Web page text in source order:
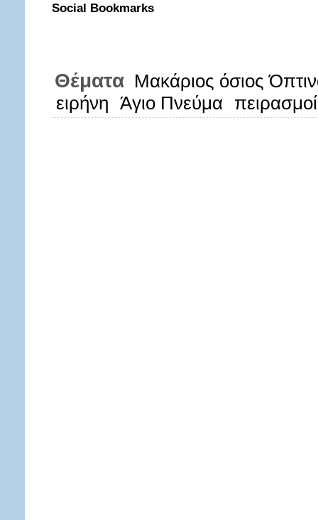
Social Bookmarks
Θέματα Μακάριος όσιος
ειρήνη Άγιο Πνεύμα πειρασμοί